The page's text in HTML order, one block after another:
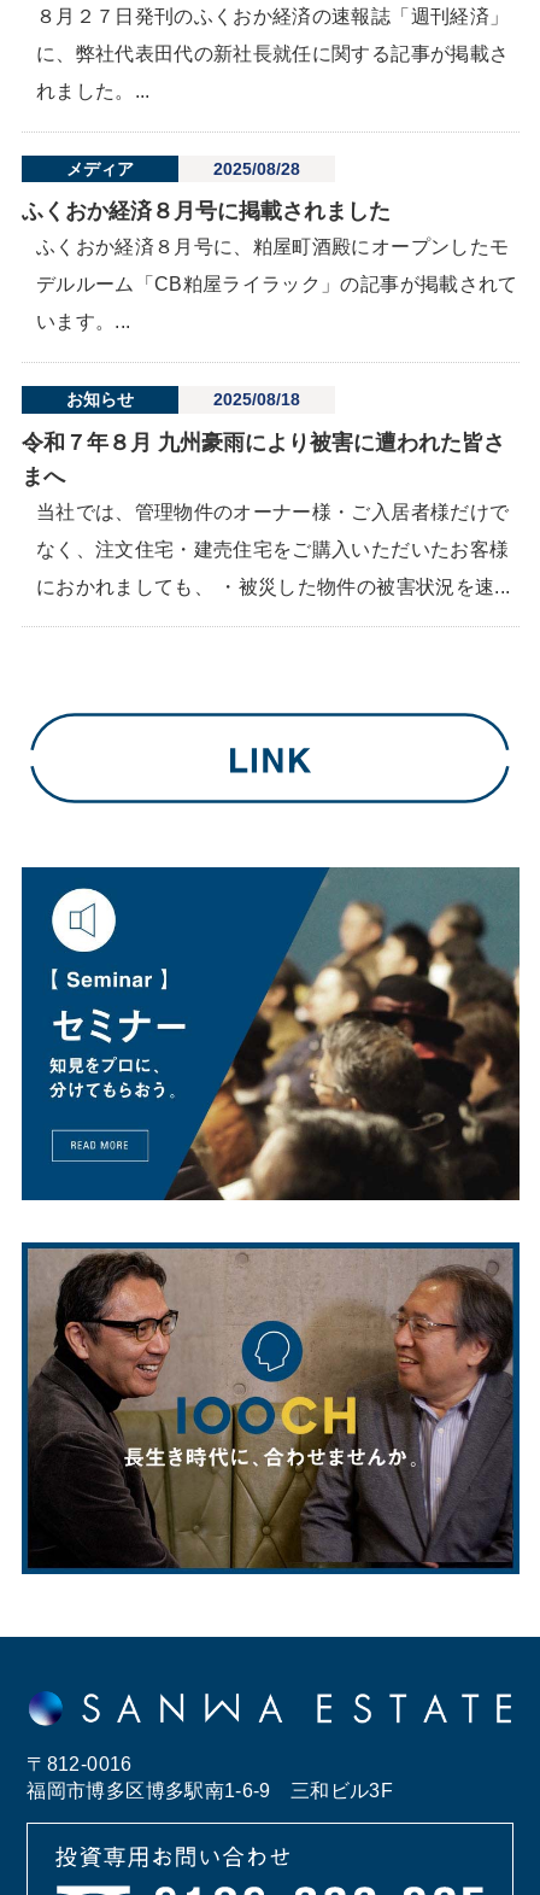
８月２７日発刊のふくおか経済の速報誌「週刊経済」
に、弊社代表田代の新社長就任に関する記事が掲載さ
れました。...
メディア 2025/08/28
ふくおか経済８月号に掲載されました
ふくおか経済８月号に、粕屋町酒殿にオープンしたモ
デルルーム「CB粕屋ライラック」の記事が掲載されて
います。...
お知らせ 2025/08/18
令和７年８月 九州豪雨により被害に遭われた皆さ
まへ
当社では、管理物件のオーナー様・ご入居者様だけで
なく、注文住宅・建売住宅をご購入いただいたお客様
におかれましても、 ・被災した物件の被害状況を速...
〒812-0016
福岡市博多区博多駅南1-6-9 三和ビル3F